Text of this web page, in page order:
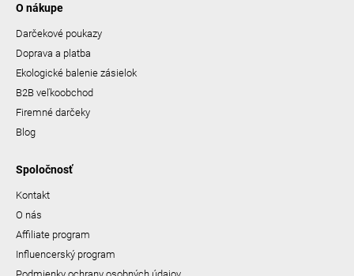
O nákupe
Darčekové poukazy
Doprava a platba
Ekologické balenie zásielok
B2B veľkoobchod
Firemné darčeky
Blog
Spoločnosť
Kontakt
O nás
Affiliate program
Influencerský program